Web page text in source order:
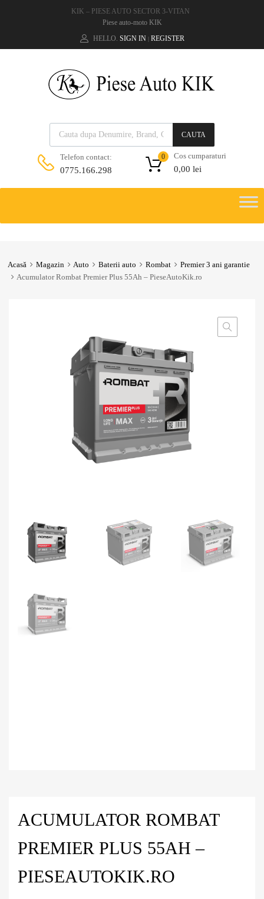
KIK – PIESE AUTO SECTOR 3-VITAN
Piese auto-moto KIK
HELLO. SIGN IN | REGISTER
CAUTA
Telefon contact:
0775.166.298
Cos cumparaturi
0,00 lei
0
Acasă Magazin Auto Baterii auto Rombat
Premier 3 ani garantie
Acumulator Rombat Premier Plus 55Ah – PieseAutoKik.ro
ACUMULATOR ROMBAT
PREMIER PLUS 55AH –
PIESEAUTOKIK.RO